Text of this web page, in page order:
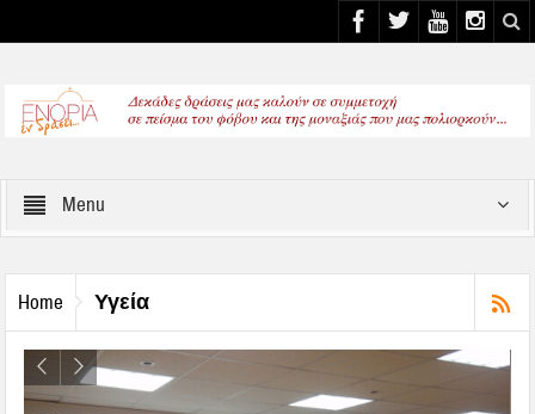
Menu
Home Υγεία